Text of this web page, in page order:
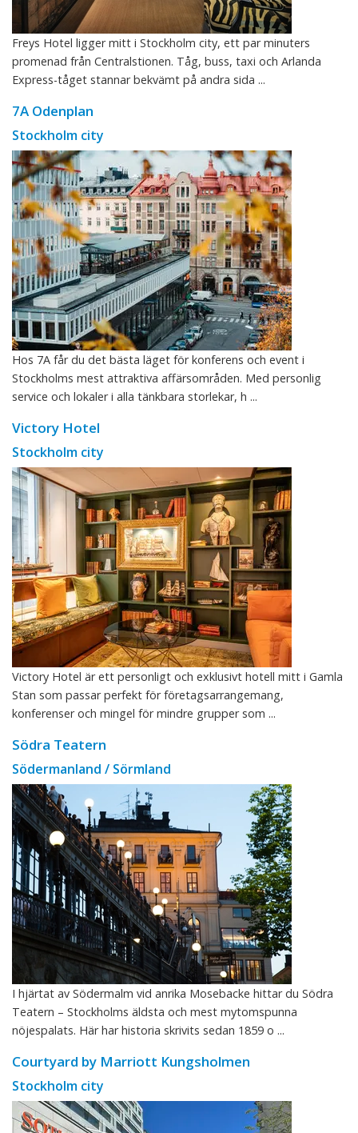
Freys Hotel ligger mitt i Stockholm city, ett par minuters
promenad från Centralstionen. Tåg, buss, taxi och Arlanda
Express-tåget stannar bekvämt på andra sida ...
7A Odenplan
Stockholm city
Hos 7A får du det bästa läget för konferens och event i
Stockholms mest attraktiva affärsområden. Med personlig
service och lokaler i alla tänkbara storlekar, h ...
Victory Hotel
Stockholm city
Victory Hotel är ett personligt och exklusivt hotell mitt i Gamla
Stan som passar perfekt för företagsarrangemang,
konferenser och mingel för mindre grupper som ...
Södra Teatern
Södermanland / Sörmland
I hjärtat av Södermalm vid anrika Mosebacke hittar du Södra
Teatern – Stockholms äldsta och mest mytomspunna
nöjespalats. Här har historia skrivits sedan 1859 o ...
Courtyard by Marriott Kungsholmen
Stockholm city